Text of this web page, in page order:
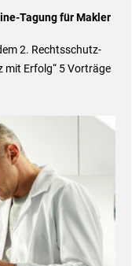
Tagung für Makler
2. Rechtsschutz-
mit Erfolg“ 5 Vorträge